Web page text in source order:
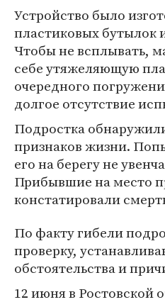
Устройство было
пластиковых бутылок
Чтобы не всплывать,
себе утяжеляющую
очередного
долгое отсутствие
Подростка
признаков жизни.
его на берегу не
Прибывшие на место
констатировали
По факту гибели
проверку,
обстоятельства и
12 июня в Ростовской